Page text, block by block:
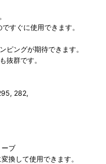
すぐに使用できます。
ピングが期待できます。
抜群です。
282,
ブ
換して使用できます。